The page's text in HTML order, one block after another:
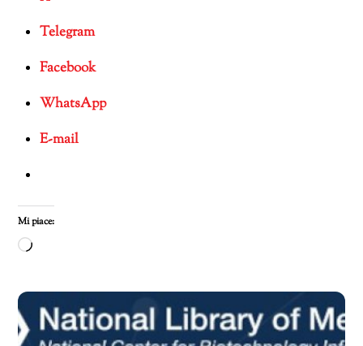
Telegram
Facebook
WhatsApp
E-mail
Mi piace:
Caricamento
corso…